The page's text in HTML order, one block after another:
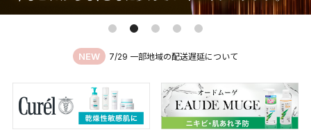
NEW 7/29 一部地域の配送遅延について